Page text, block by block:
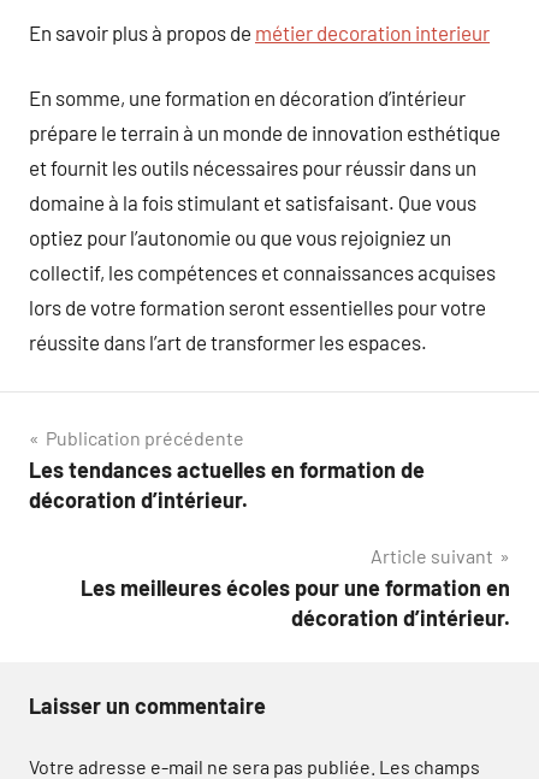
En savoir plus à propos de métier decoration interieur
En somme, une formation en décoration d’intérieur
prépare le terrain à un monde de innovation esthétique
et fournit les outils nécessaires pour réussir dans un
domaine à la fois stimulant et satisfaisant. Que vous
optiez pour l’autonomie ou que vous rejoigniez un
collectif, les compétences et connaissances acquises
lors de votre formation seront essentielles pour votre
réussite dans l’art de transformer les espaces.
Navigation
de
Publication précédente
Les tendances actuelles en formation de
décoration d’intérieur.
Article suivant
Les meilleures écoles pour une formation en
décoration d’intérieur.
Laisser un commentaire
Votre adresse e-mail ne sera pas publiée. Les champs